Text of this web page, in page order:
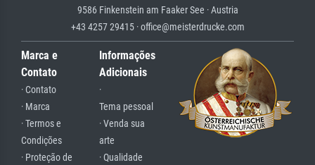
9586 Finkenstein am Faaker See · Austria
+43 4257 29415 · office@meisterdrucke.com
Marca e
Contato
· Contato
· Marca
· Termos e
Condições
· Proteção de
Informações
Adicionais
·
Tema pessoal
· Venda sua
arte
· Qualidade